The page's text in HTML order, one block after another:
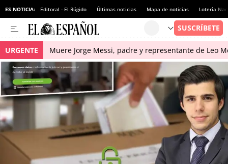
ES NOTICIA: Editoral - El Rúgido Últimas noticias Mapa de noticias Lotería
URGENTE Muere Jorge Messi, padre y representante de Leo